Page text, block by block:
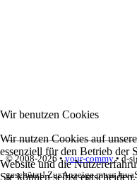
© 2008-2026 •your-commy• d-
geschützt! Zur Anzeige muss
Wir benutzen Cookies
Wir nutzen Cookies auf
essenziell für den Betrieb der
Website und die
Sie können selbst